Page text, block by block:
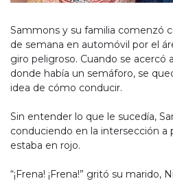
Sammons y su familia comenzó
de semana en automóvil por el
giro peligroso. Cuando se acercó
donde había un semáforo, se
idea de cómo conducir.
Sin entender lo que le sucedía,
conduciendo en la intersección a
estaba en rojo.
“¡Frena! ¡Frena!” gritó su marido,